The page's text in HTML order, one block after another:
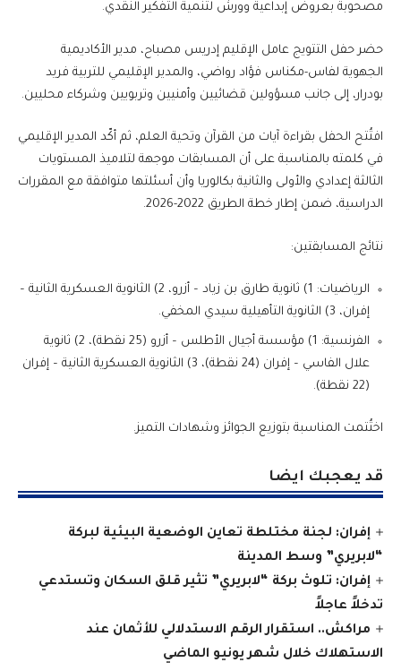
مصحوبة بعروض إبداعية وورش لتنمية التفكير النقدي.
حضر حفل التتويج عامل الإقليم إدريس مصباح، مدير الأكاديمية
الجهوية لفاس-مكناس فؤاد رواضي، والمدير الإقليمي للتربية فريد
بودرار، إلى جانب مسؤولين قضائيين وأمنيين وتربويين وشركاء محليين.
افتُتح الحفل بقراءة آيات من القرآن وتحية العلم، ثم أكّد المدير الإقليمي
في كلمته بالمناسبة على أن المسابقات موجهة لتلاميذ المستويات
الثالثة إعدادي والأولى والثانية بكالوريا وأن أسئلتها متوافقة مع المقررات
الدراسية، ضمن إطار خطة الطريق 2022-2026.
نتائج المسابقتين:
الرياضيات: 1) ثانوية طارق بن زياد – أزرو، 2) الثانوية العسكرية الثانية –
إفران، 3) الثانوية التأهيلية سيدي المخفي.
الفرنسية: 1) مؤسسة أجيال الأطلس – أزرو (25 نقطة)، 2) ثانوية
علال الفاسي – إفران (24 نقطة)، 3) الثانوية العسكرية الثانية – إفران
(22 نقطة).
اختُتمت المناسبة بتوزيع الجوائز وشهادات التميز.
قد يعجبك ايضا
إفران: لجنة مختلطة تعاين الوضعية البيئية لبركة
“لابريري” وسط المدينة
إفران: تلوث بركة “لابريري” تثير قلق السكان وتستدعي
تدخلاً عاجلاً
مراكش.. استقرار الرقم الاستدلالي للأثمان عند
الاستهلاك خلال شهر يونيو الماضي